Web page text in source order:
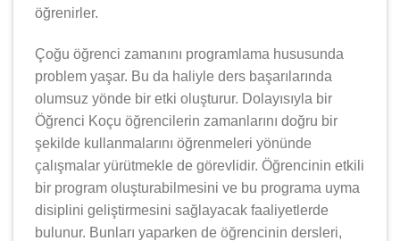
öğrenirler.
Çoğu öğrenci zamanını programlama hususunda
problem yaşar. Bu da haliyle ders başarılarında
olumsuz yönde bir etki oluşturur. Dolayısıyla bir
Öğrenci Koçu öğrencilerin zamanlarını doğru bir
şekilde kullanmalarını öğrenmeleri yönünde
çalışmalar yürütmekle de görevlidir. Öğrencinin etkili
bir program oluşturabilmesini ve bu programa uyma
disiplini geliştirmesini sağlayacak faaliyetlerde
bulunur. Bunları yaparken de öğrencinin dersleri,